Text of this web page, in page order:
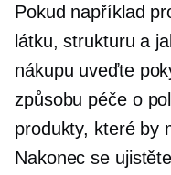
Pokud například
látku, strukturu a
nákupu uveďte
způsobu péče o
produkty, které by
Nakonec se